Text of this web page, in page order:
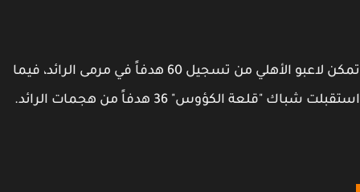
تمكن لاعبو الأهلي من تسجيل 60 هدفاً في مرمى الرائد، فيما
شباك "قلعة الكؤوس" 36 هدفاً من هجمات الرائد.